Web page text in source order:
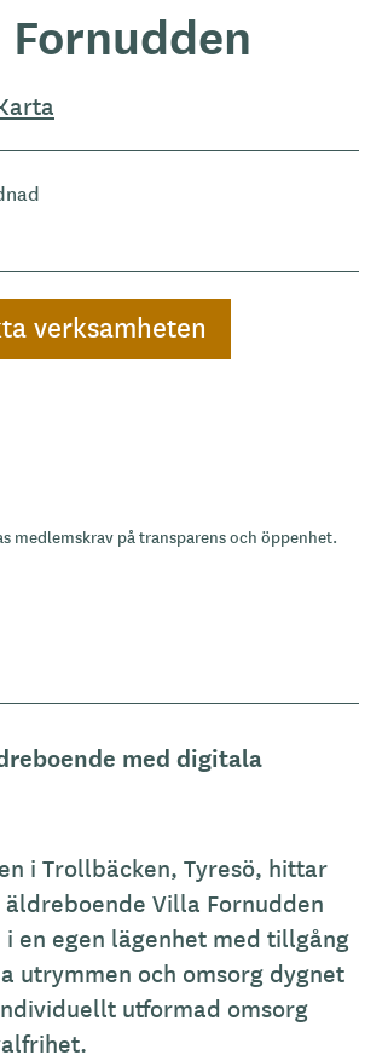
verksamheten
medlemskrav på transparens och öppenhet.
med digitala
i Trollbäcken, Tyresö, hittar
Villa Fornudden
en egen lägenhet med tillgång
utrymmen och omsorg dygnet
utformad omsorg